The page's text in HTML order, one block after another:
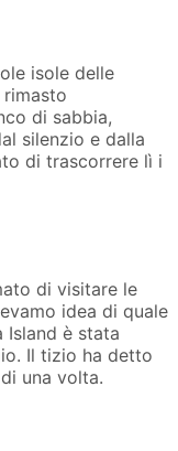
isole delle
di sabbia,
silenzio e dalla
di trascorrere lì i
di visitare le
idea di quale
Island è stata
Il tizio ha detto
una volta.